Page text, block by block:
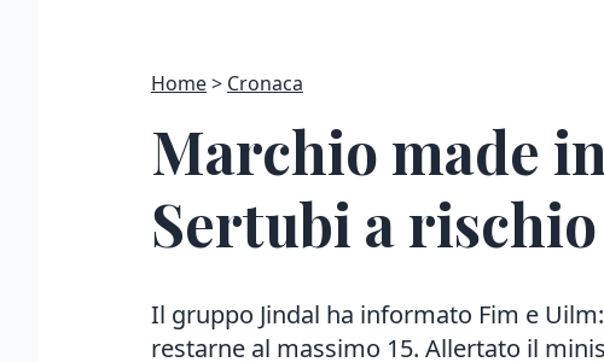
Home Cronaca
Marchio made
Sertubi a
Il gruppo Jindal ha informato Fim e
restarne al massimo 15. Allertato il